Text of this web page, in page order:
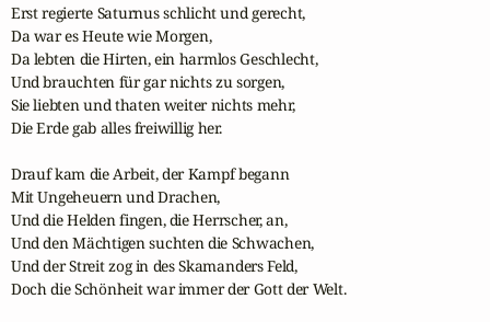
Erst regierte Saturnus schlicht und gerecht,
Da war es Heute wie Morgen,
Da lebten die Hirten, ein harmlos Geschlecht,
Und brauchten für gar nichts zu sorgen,
Sie liebten und thaten weiter nichts mehr,
Die Erde gab alles freiwillig her.
Drauf kam die Arbeit, der Kampf begann
Mit Ungeheuern und Drachen,
Und die Helden fingen, die Herrscher, an,
Und den Mächtigen suchten die Schwachen,
Und der Streit zog in des Skamanders Feld,
Doch die Schönheit war immer der Gott der Welt.